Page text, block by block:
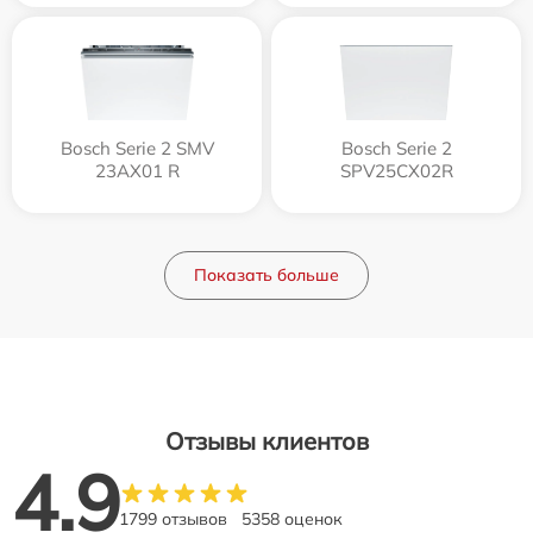
Bosch Serie 2 SMV
23AX01 R
Bosch Serie 2
SPV25CX02R
Показать больше
Отзывы клиентов
4.91799 отзывов 5358 оценок